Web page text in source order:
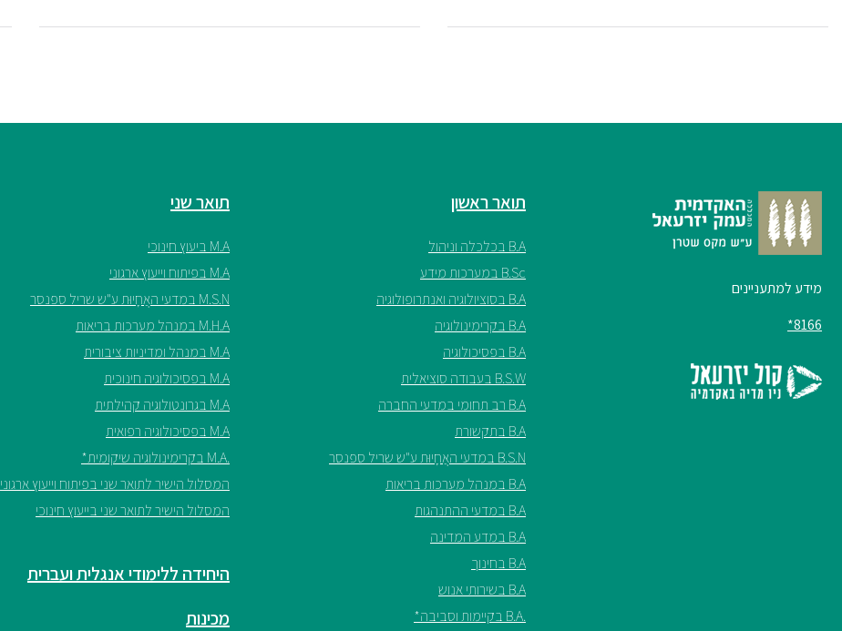
מידע למתעניינים
8166*
תואר ראשון
B.A בכלכלה וניהול
B.Sc במערכות מידע
B.A בסוציולוגיה ואנתרופולוגיה
B.A בקרימינולוגיה
B.A בפסיכולוגיה
B.S.W בעבודה סוציאלית
B.A רב תחומי במדעי החברה
B.A בתקשורת
B.S.N במדעי האֲחָיוּת ע"ש שריל ספנסר
B.A במנהל מערכות בריאות
B.A במדעי ההתנהגות
B.A במדע המדינה
B.A בחינוך
B.A בשירותי אנוש
.B.A בקיימות וסביבה*
תואר שני
M.A ביעוץ חינוכי
M.A בפיתוח וייעוץ ארגוני
M.S.N במדעי האֲחָיוּת ע"ש שריל ספנסר
M.H.A במנהל מערכות בריאות
M.A במנהל ומדיניות ציבורית
M.A בפסיכולוגיה חינוכית
M.A בגרונטולוגיה קהילתית
M.A בפסיכולוגיה רפואית
.M.A בקרימינולוגיה שיקומית*
המסלול הישיר לתואר שני בפיתוח וייעוץ ארגוני
המסלול הישיר לתואר שני בייעוץ חינוכי
היחידה ללימודי אנגלית ועברית
מכינות